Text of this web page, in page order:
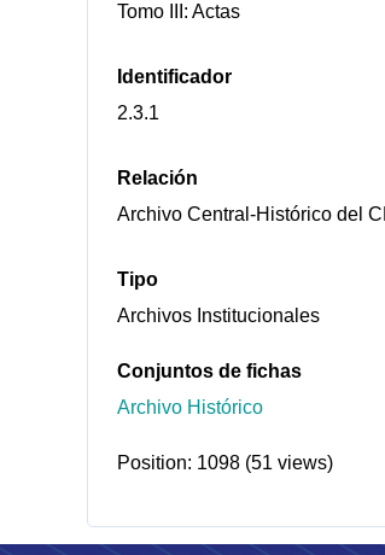
Tomo III: Actas
Identificador
2.3.1
Relación
Archivo Central-Histórico del
Tipo
Archivos Institucionales
Conjuntos de fichas
Archivo Histórico
Position: 1098 (51 views)